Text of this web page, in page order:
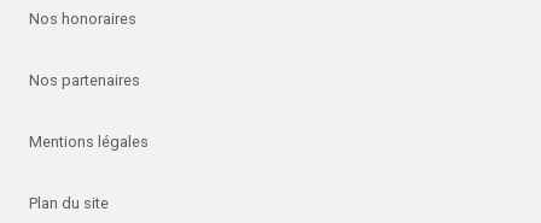
Nos honoraires
Nos partenaires
Mentions légales
Plan du site